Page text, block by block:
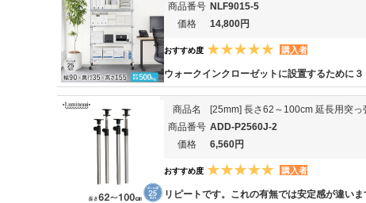
商品番号 NLF9015-5
価格
14,800円
おすすめ度 購入者
ウォークインクローゼットに設置するために
商品名
[25mm] 長さ62～100cm 延長用突っ
商品番号 ADD-P2560J-2
価格
6,560円
おすすめ度 購入者
リピートです。これの有無では安定感が違いま